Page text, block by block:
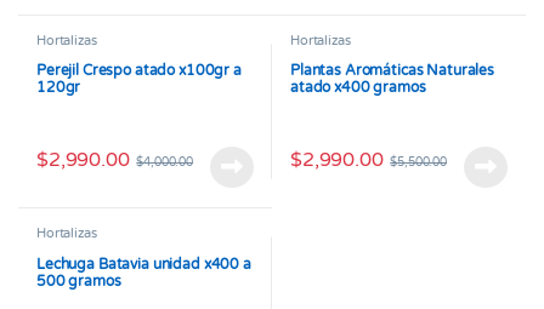
Hortalizas
Perejil Crespo atado x100gr a
120gr
$2,990.00 $4,000.00
Hortalizas
Plantas Aromáticas Naturales
atado x400 gramos
$2,990.00 $5,500.00
Hortalizas
Lechuga Batavia unidad x400 a
500 gramos